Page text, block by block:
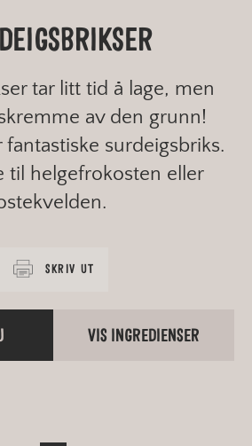
tar litt tid å lage, men
av den grunn!
fantastiske surdeigsbriks.
til helgefrokosten eller
SKRIV UT
VIS INGREDIENSER